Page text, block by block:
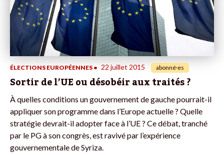
ÉLECTIONS EUROPÉENNES • 22 juillet 2015 abonné·es
Sortir de l’UE ou désobéir aux traités ?
À quelles conditions un gouvernement de gauche pourrait-il
appliquer son programme dans l’Europe actuelle ? Quelle
stratégie devrait-il adopter face à l’UE ? Ce débat, tranché
par le PG à son congrès, est ravivé par l’expérience
gouvernementale de Syriza.